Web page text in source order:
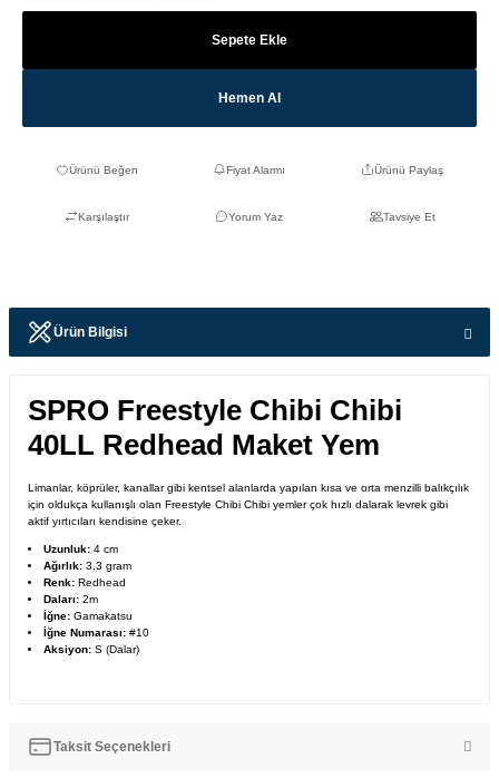
Sepete Ekle
Hemen Al
Fiyat Alarmı Ürünü Paylaş
Karşılaştır Yorum Yaz Tavsiye Et
Ürün Bilgisi
SPRO Freestyle Chibi Chibi
40LL Redhead Maket Yem
Limanlar, köprüler, kanallar gibi kentsel alanlarda yapılan kısa ve orta menzilli balıkçılık
için oldukça kullanışlı olan Freestyle Chibi Chibi yemler çok hızlı dalarak levrek gibi
aktif yırtıcıları kendisine çeker.
Uzunluk: 4 cm
Ağırlık: 3,3 gram
Renk: Redhead
Daları: 2m
İğne: Gamakatsu
İğne Numarası: #10
Aksiyon: S (Dalar)
Taksit Seçenekleri